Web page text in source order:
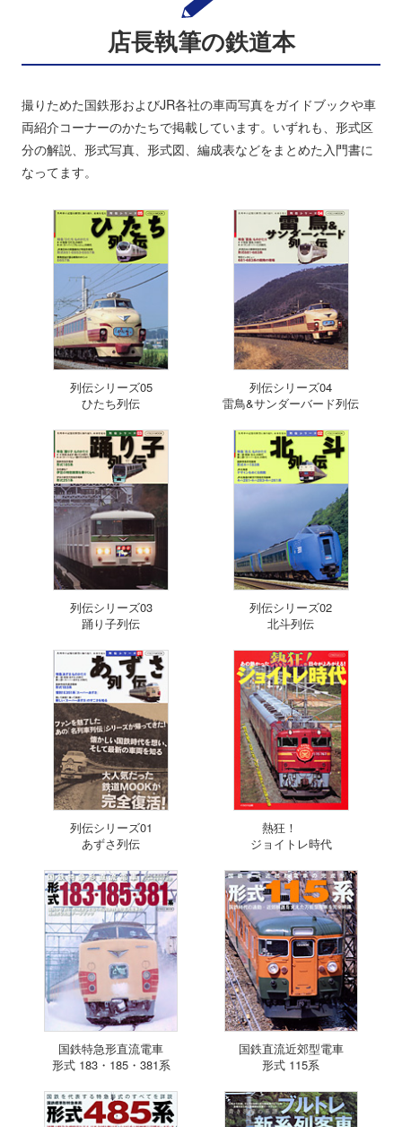
店長執筆の鉄道本
撮りためた国鉄形およびJR各社の車両写真をガイドブックや車
両紹介コーナーのかたちで掲載しています。いずれも、形式区
分の解説、形式写真、形式図、編成表などをまとめた入門書に
なってます。
列伝シリーズ05
ひたち列伝
列伝シリーズ04
雷鳥&サンダーバード列伝
列伝シリーズ03
踊り子列伝
列伝シリーズ02
北斗列伝
列伝シリーズ01
あずさ列伝
熱狂！
ジョイトレ時代
国鉄特急形直流電車
形式 183・185・381系
国鉄直流近郊型電車
形式 115系